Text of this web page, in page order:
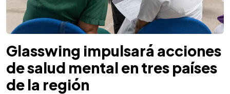
Glasswing impulsará acciones
de salud mental en tres países
de la región